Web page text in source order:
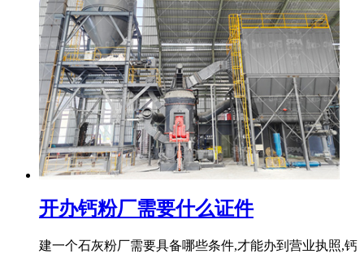
开办钙粉厂需要什么证件
建一个石灰粉厂需要具备哪些条件,才能办到营业执照,钙